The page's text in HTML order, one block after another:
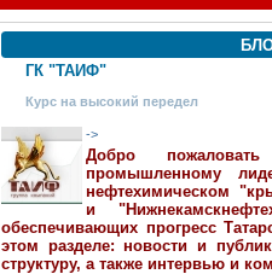
ГК "ТАИФ"
Курс на высокий передел
->
Добро
промышленному
нефтехимическом
и
обеспечивающих прогресс
этом разделе: новости и
структуру, а также интервью и